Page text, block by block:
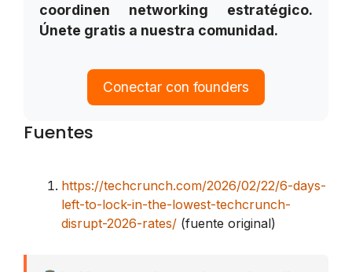
coordinen networking estratégico.
Únete gratis a nuestra comunidad.
Conectar con founders
Fuentes
https://techcrunch.com/2026/02/22/6-days-
left-to-lock-in-the-lowest-techcrunch-
disrupt-2026-rates/ (fuente original)